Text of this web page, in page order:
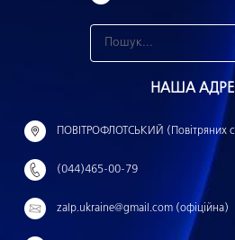
н
й
:
НАША
ПОВІТРОФЛОТСЬКИЙ (Повітряних
(044)465-00-79
zalp.ukraine@gmail.com (офіційна)